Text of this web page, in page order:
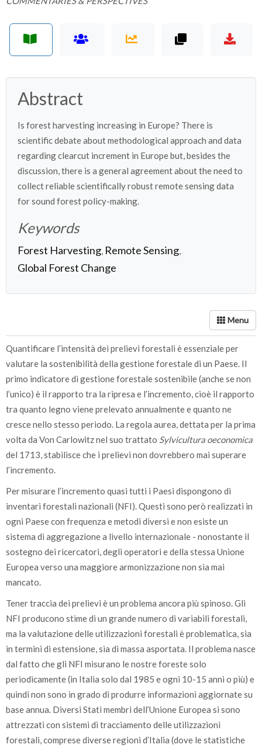
Abstract
Is forest harvesting increasing in Europe? There is
scientific debate about methodological approach and data
regarding clearcut increment in Europe but, besides the
discussion, there is a general agreement about the need to
collect reliable scientifically robust remote sensing data
for sound forest policy-making.
Keywords
Forest Harvesting, Remote Sensing,
Global Forest Change
Quantificare l’intensità dei prelievi forestali è essenziale per
valutare la sostenibilità della gestione forestale di un Paese. Il
primo indicatore di gestione forestale sostenibile (anche se non
l’unico) è il rapporto tra la ripresa e l’incremento, cioè il rapporto
tra quanto legno viene prelevato annualmente e quanto ne
cresce nello stesso periodo. La regola aurea, dettata per la prima
volta da Von Carlowitz nel suo trattato Sylvicultura oeconomica
del 1713, stabilisce che i prelievi non dovrebbero mai superare
l’incremento.
Per misurare l’incremento quasi tutti i Paesi dispongono di
inventari forestali nazionali (NFI). Questi sono però realizzati in
ogni Paese con frequenza e metodi diversi e non esiste un
sistema di aggregazione a livello internazionale - nonostante il
sostegno dei ricercatori, degli operatori e della stessa Unione
Europea verso una maggiore armonizzazione non sia mai
mancato.
Tener traccia dei prelievi è un problema ancora più spinoso. Gli
NFI producono stime di un grande numero di variabili forestali,
ma la valutazione delle utilizzazioni forestali è problematica, sia
in termini di estensione, sia di massa asportata. Il problema nasce
dal fatto che gli NFI misurano le nostre foreste solo
periodicamente (in Italia solo dal 1985 e ogni 10-15 anni o più) e
quindi non sono in grado di produrre informazioni aggiornate su
base annua. Diversi Stati membri dell’Unione Europea si sono
attrezzati con sistemi di tracciamento delle utilizzazioni
forestali, comprese diverse regioni d’Italia (dove le statistiche